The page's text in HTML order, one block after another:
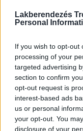
Lakberendezés
Personal
If you wish to opt-out
processing of your
targeted advertising
section to confirm
opt-out request is
interest-based ads
us or personal
your opt-out. You
disclosure of your
Az 56
Praktikus